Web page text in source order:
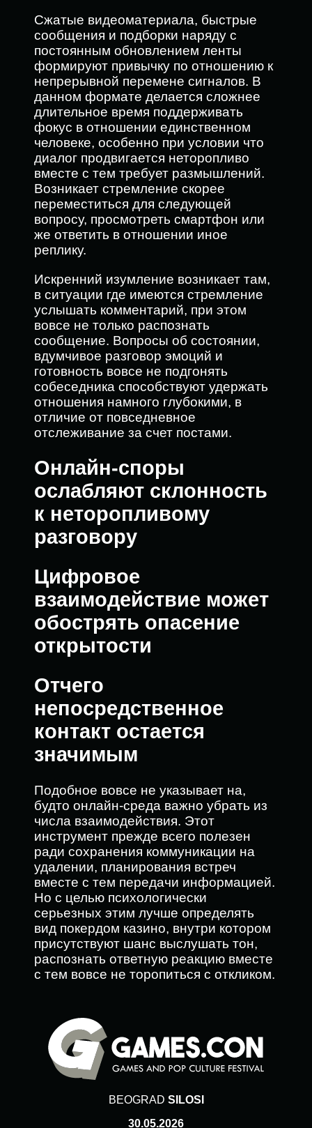
Сжатые видеоматериала, быстрые
сообщения и подборки наряду с
постоянным обновлением ленты
формируют привычку по отношению к
непрерывной перемене сигналов. В
данном формате делается сложнее
длительное время поддерживать
фокус в отношении единственном
человеке, особенно при условии что
диалог продвигается неторопливо
вместе с тем требует размышлений.
Возникает стремление скорее
переместиться для следующей
вопросу, просмотреть смартфон или
же ответить в отношении иное
реплику.
Искренний изумление возникает там,
в ситуации где имеются стремление
услышать комментарий, при этом
вовсе не только распознать
сообщение. Вопросы об состоянии,
вдумчивое разговор эмоций и
готовность вовсе не подгонять
собеседника способствуют удержать
отношения намного глубокими, в
отличие от повседневное
отслеживание за счет постами.
Онлайн-споры
ослабляют склонность
к неторопливому
разговору
Цифровое
взаимодействие может
обострять опасение
открытости
Отчего
непосредственное
контакт остается
значимым
Подобное вовсе не указывает на,
будто онлайн-среда важно убрать из
числа взаимодействия. Этот
инструмент прежде всего полезен
ради сохранения коммуникации на
удалении, планирования встреч
вместе с тем передачи информацией.
Но с целью психологически
серьезных этим лучше определять
вид покердом казино, внутри котором
присутствуют шанс выслушать тон,
распознать ответную реакцию вместе
с тем вовсе не торопиться с откликом.
BEOGRAD SILOSI
30.05.2026